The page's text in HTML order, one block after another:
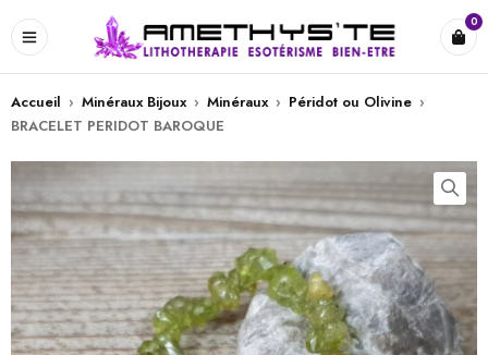
0
Accueil › Minéraux Bijoux › Minéraux › Péridot ou Olivine ›
BRACELET PERIDOT BAROQUE